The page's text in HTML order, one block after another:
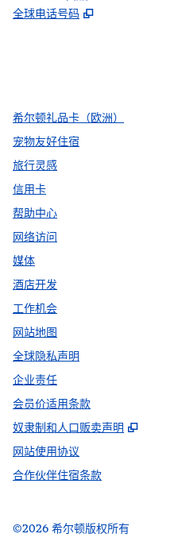
全球电话号码 ,
希尔顿礼品卡（欧洲）
宠物友好住宿
旅行灵感
信用卡
帮助中心
网络访问
媒体
酒店开发
工作机会
网站地图
全球隐私声明
企业责任
会员价适用条款
奴隶制和人口贩卖声明
,
网站使用协议
合作伙伴住宿条款
©2026 希尔顿版权所有